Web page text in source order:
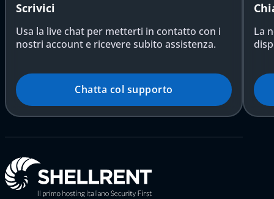
Scrivici
Usa la live chat per metterti in contatto con i
nostri account e ricevere subito assistenza.
Chatta col supporto
La